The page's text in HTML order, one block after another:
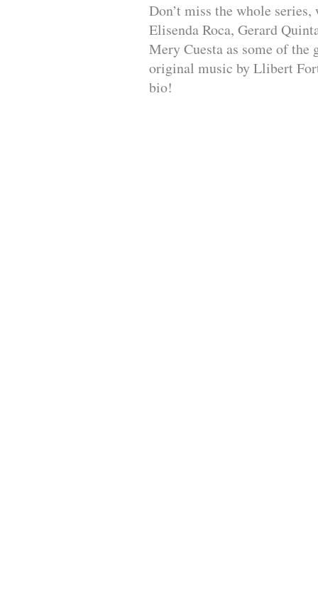
Don’t miss the whole
Elisenda Roca, Gerard
Mery Cuesta as some of the
original music by Llibert
bio!